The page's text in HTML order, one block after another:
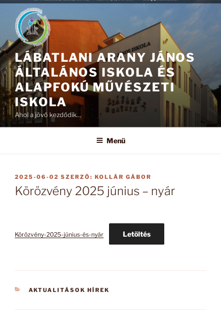
Tartalomhoz
LÁBATLANI ARANY JÁNOS
ÁLTALÁNOS ISKOLA ÉS
ALAPFOKÚ MŰVÉSZETI
ISKOLA
Ahol a jövő kezdődik…
Menü
BEKÜLDVE:
2025-06-02 SZERZŐ: KOLLÁR GÁBOR
Körözvény 2025 június – nyár
Körözvény-2025-június-és-nyár Letöltés
KATEGÓRIÁK
AKTUALITÁSOK HÍREK